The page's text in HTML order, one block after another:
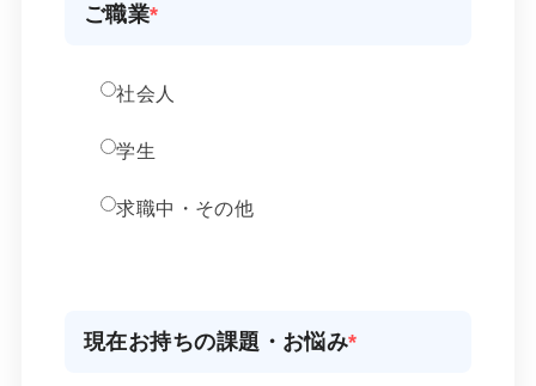
ご職業*
社会人
学生
求職中・その他
現在お持ちの課題・お悩み*